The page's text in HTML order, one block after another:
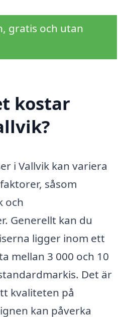
gratis och utan
kostar
i Vallvik kan variera
såsom
och
Generellt kan du
ligger inom ett
mellan 3 000 och 10
Det är
kvaliteten på
kan påverka